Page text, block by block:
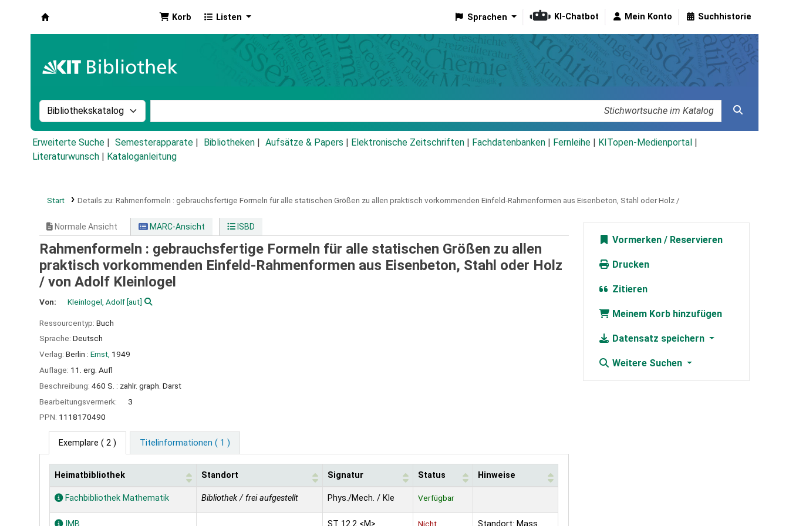
Korb Listen Sprachen KI-Chatbot Mein Konto Suchhistorie
Suche im Katalog nach:
Erweiterte Suche Semesterapparate Bibliotheken Aufsätze & Papers Elektronische Zeitschriften Fachdatenbanken Fernleihe KITopen-Medienportal
Literaturwunsch
Kataloganleitung
Start Details zu: Rahmenformeln : gebrauchsfertige Formeln für alle statischen Größen zu allen praktisch vorkommenden Einfeld-Rahmenformen aus Eisenbeton, Stahl oder Holz /
Normale Ansicht MARC-Ansicht ISBD
Rahmenformeln : gebrauchsfertige Formeln für alle statischen Größen zu allen
praktisch vorkommenden Einfeld-Rahmenformen aus Eisenbeton, Stahl oder Holz
/ von Adolf Kleinlogel
Von: Kleinlogel, Adolf[aut]
Ressourcentyp: Buch
Sprache: Deutsch
Verlag: Berlin : Ernst, 1949
Auflage: 11. erg. Aufl
Beschreibung: 460 S. : zahlr. graph. Darst
Bearbeitungsvermerk:
3
PPN: 1118170490
Exemplare ( 2 ) Titelinformationen ( 1 )
Exemplare
Heimatbibliothek Standort Signatur Status Hinweise
Fachbibliothek Mathematik Bibliothek / frei aufgestellt Phys./Mech. / Kle Verfügbar
Nicht
Vormerken
Drucken
Zitieren
Meinem Korb hinzufügen
Datensatz speichern
Weitere Suchen